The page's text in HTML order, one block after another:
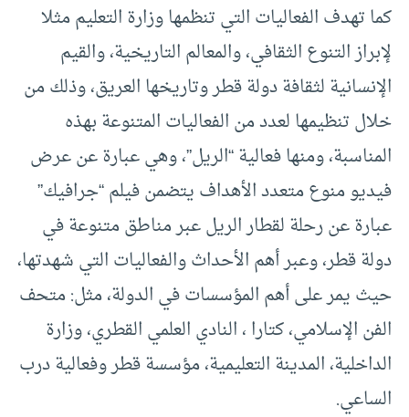
كما تهدف الفعاليات التي تنظمها وزارة التعليم مثلا
لإبراز التنوع الثقافي، والمعالم التاريخية، والقيم
الإنسانية لثقافة دولة قطر وتاريخها العريق، وذلك من
خلال تنظيمها لعدد من الفعاليات المتنوعة بهذه
المناسبة، ومنها فعالية “الريل”، وهي عبارة عن عرض
فيديو منوع متعدد الأهداف يتضمن فيلم “جرافيك”
عبارة عن رحلة لقطار الريل عبر مناطق متنوعة في
دولة قطر، وعبر أهم الأحداث والفعاليات التي شهدتها،
حيث يمر على أهم المؤسسات في الدولة، مثل: متحف
الفن الإسلامي، كتارا ، النادي العلمي القطري، وزارة
الداخلية، المدينة التعليمية، مؤسسة قطر وفعالية درب
الساعي.